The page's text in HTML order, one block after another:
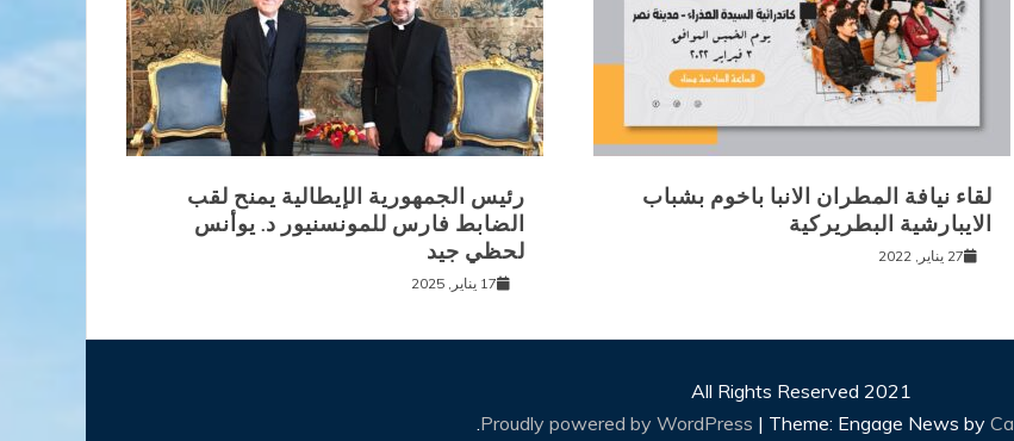
رئيس الجمهورية الإيطالية يمنح لقب
الضابط فارس للمونسنيور د. يوأنس
لحظي جيد
17 يناير, 2025
لقاء نيافة المطران الانبا باخوم بشباب
الايبارشية البطريركية
27 يناير, 2022
All Rights Reserved 2021
Proudly powered by WordPress | Theme: Engage News by
.